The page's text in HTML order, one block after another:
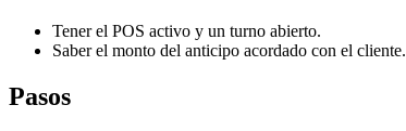
Tener el POS activo y un turno abierto.
Saber el monto del anticipo acordado con el cliente.
Pasos